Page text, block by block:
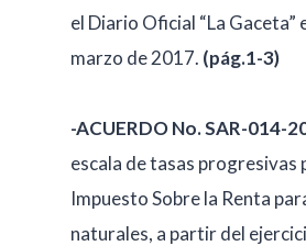
el Diario Oficial “La Gaceta”
marzo de 2017. (pág.1-3)
-ACUERDO No. SAR-014-
escala de tasas progresivas
Impuesto Sobre la Renta
naturales, a partir del